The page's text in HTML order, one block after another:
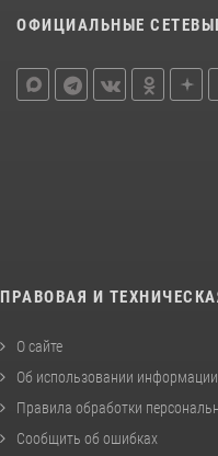
ОФИЦИАЛЬНЫЕ
ПРАВОВАЯ И
О сайте
Об использовании
Правила обработки
Сообщить об ошибках